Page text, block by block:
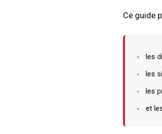
Ce guide
les
les
les
et